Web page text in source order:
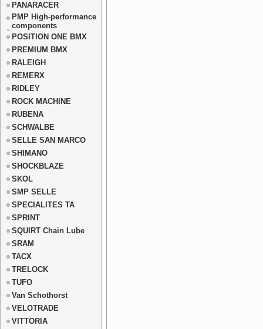
PANARACER
PMP High-performance
components
POSITION ONE BMX
PREMIUM BMX
RALEIGH
REMERX
RIDLEY
ROCK MACHINE
RUBENA
SCHWALBE
SELLE SAN MARCO
SHIMANO
SHOCKBLAZE
SKOL
SMP SELLE
SPECIALITES TA
SPRINT
SQUIRT Chain Lube
SRAM
TACX
TRELOCK
TUFO
Van Schothorst
VELOTRADE
VITTORIA